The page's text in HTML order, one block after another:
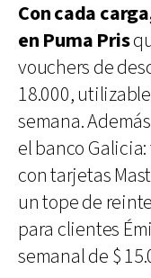
Con cada
en Puma Pris
vouchers de
18.000,
semana.
el banco
con tarjetas
un tope de
para clientes
semanal de $